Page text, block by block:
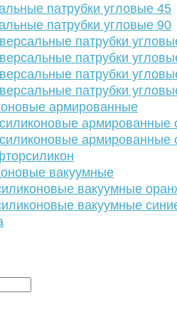
патрубки угловые 45
патрубки угловые 90
патрубки
патрубки
патрубки
патрубки
армированные
армированные
армированные
вакуумные
вакуумные
вакуумные